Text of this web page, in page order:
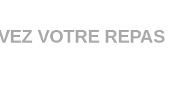
VOTRE REPAS